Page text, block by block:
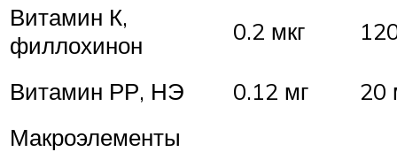
Витамин К,
филлохинон
0.2 мкг
Витамин РР, НЭ 0.12 мг
20
Макроэлементы